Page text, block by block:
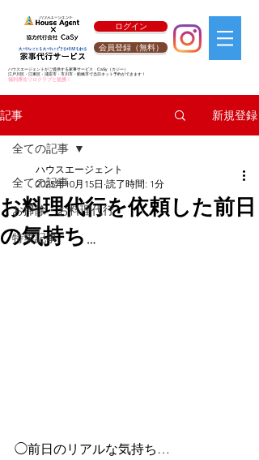
ログイン
会員登録（無料）
ハウスエージェントがご提供する家事サービス CaSy （カジー）
江戸川区・江東区・浦安市・市川市・船橋市で当日ネット予約ができます！
福利厚生リロクラブと提携！
記事 新規登録
全ての記事
お掃除・お料理代行
特集記事
全ての記事
お料理代行を依頼した前日
の気持ち…
ハウスエージェント
2025年10月15日 読了時間: 1分
◯前日のリアルな気持ち…